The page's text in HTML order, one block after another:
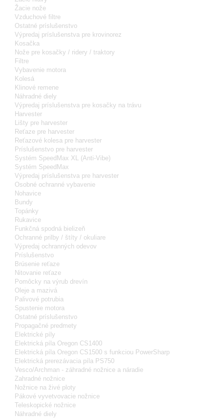
Žacie nože
Vzduchové filtre
Ostatné príslušenstvo
Výpredaj príslušenstva pre krovinorez
Kosačka
Nože pre kosačky / ridery / traktory
Filtre
Vybavenie motora
Kolesá
Klinové remene
Náhradné diely
Výpredaj príslušenstva pre kosačky na trávu
Harvester
Lišty pre harvester
Reťaze pre harvester
Reťazové kolesa pre harvester
Príslušenstvo pre harvester
Systém SpeedMax XL (Anti-Vibe)
Systém SpeedMax
Výpredaj príslušenstva pre harvester
Osobné ochranné vybavenie
Nohavice
Bundy
Topánky
Rukavice
Funkčná spodná bielizeň
Ochranné prilby / štíty / okuliare
Výpredaj ochranných odevov
Príslušenstvo
Brúsenie reťaze
Nitovanie reťaze
Pomôcky na výrub drevín
Oleje a mazivá
Palivové potrubia
Spustenie motora
Ostatné príslušenstvo
Propagačné predmety
Elektrické píly
Elektrická píla Oregon CS1400
Elektrická píla Oregon CS1500 s funkciou PowerSharp
Elektrická prerezávacia píla PS750
Vesco/Archman - záhradné nožnice a náradie
Zahradné nožnice
Nožnice na živé ploty
Pákové vyvetvovacie nožnice
Teleskopické nožnice
Náhradné diely